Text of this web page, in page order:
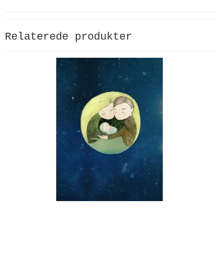
Relaterede produkter